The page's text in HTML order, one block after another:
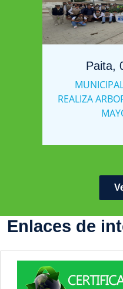
Paita,
REALIZA
Enlaces de